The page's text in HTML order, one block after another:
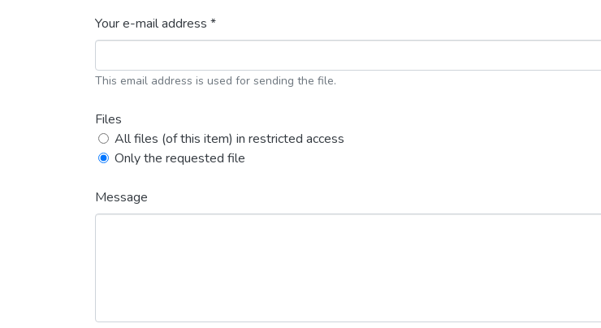
Your e-mail address *
This email address is used for sending the file.
Files
All files (of this item) in restricted access
Only the requested file
Message